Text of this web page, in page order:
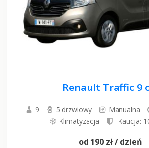
Renault Traffic 9
9 5 drzwiowy Manualna
Klimatyzacja
Kaucja:
od 190 zł/ dzień